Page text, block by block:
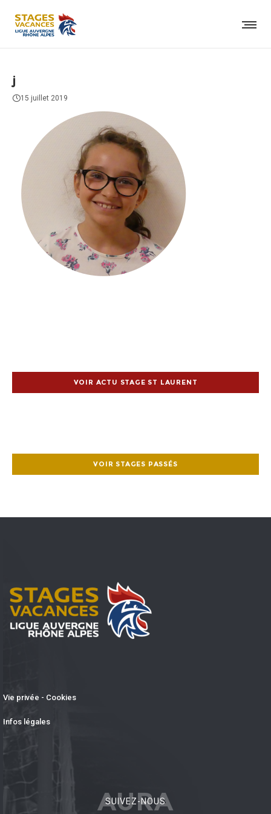
j
15 juillet 2019
VOIR ACTU STAGE ST LAURENT
VOIR STAGES PASSÉS
Vie privée - Cookies
Infos légales
AURA
SUIVEZ-NOUS